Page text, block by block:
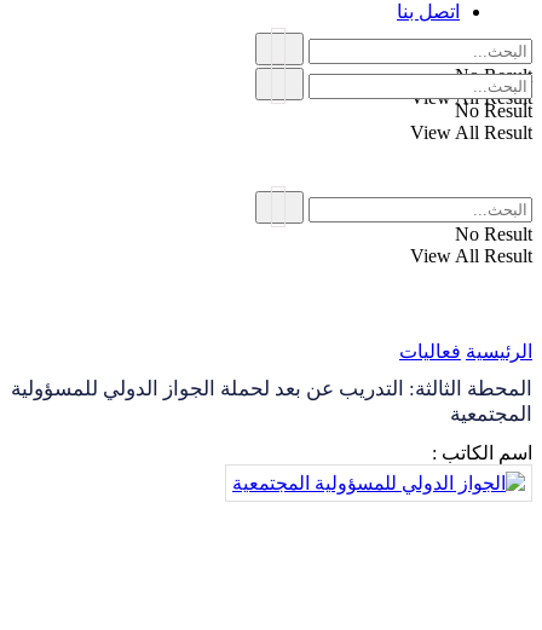
No Result
View All Result
اتصل بنا
No Result
View All Result
No Result
View All Result
الرئيسية فعاليات
المحطة الثالثة: التدريب عن بعد لحملة الجواز الدولي للمسؤولية
المجتمعية
اسم الكاتب :